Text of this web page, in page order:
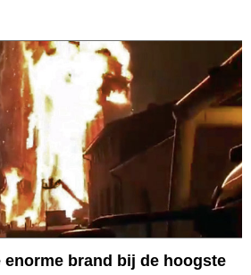
enorme brand bij de hoogste